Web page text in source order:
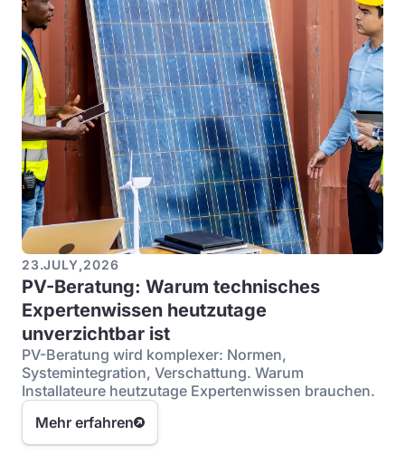
23.JULY,2026
PV-Beratung: Warum technisches
Expertenwissen heutzutage
unverzichtbar ist
PV-Beratung wird komplexer: Normen,
Systemintegration, Verschattung. Warum
Installateure heutzutage Expertenwissen brauchen.
Mehr erfahren